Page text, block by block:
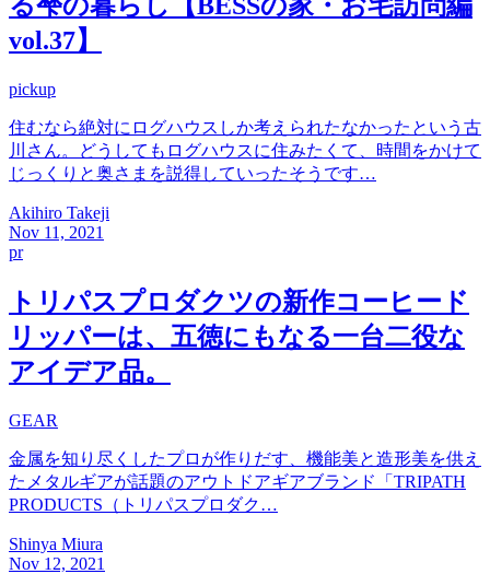
vol.37】
pickup
住むなら絶対にログハウスしか考えられたなかったという古
川さん。どうしてもログハウスに住みたくて、時間をかけて
じっくりと奥さまを説得していったそうです…
Akihiro Takeji
Nov 11, 2021
pr
トリパスプロダクツの新作コーヒード
リッパーは、五徳にもなる一台二役な
アイデア品。
GEAR
金属を知り尽くしたプロが作りだす、機能美と造形美を供え
たメタルギアが話題のアウトドアギアブランド「TRIPATH
PRODUCTS（トリパスプロダク…
Shinya Miura
Nov 12, 2021